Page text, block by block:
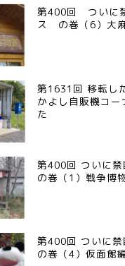
第400回 ついに
ス の巻（6）大
第1631回 移転し
かよし自販機コ
た
第400回 ついに
の巻（1）戦争博
第400回 ついに
の巻（4）仮面館